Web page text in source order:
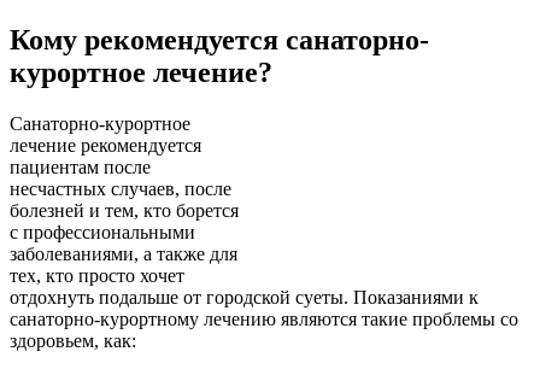
Кому рекомендуется санаторно-
курортное лечение?
Санаторно-курортное
лечение рекомендуется
пациентам после
несчастных случаев, после
болезней и тем, кто борется
с профессиональными
заболеваниями, а также для
тех, кто просто хочет
отдохнуть подальше от городской суеты. Показаниями к
санаторно-курортному лечению являются такие проблемы со
здоровьем, как: